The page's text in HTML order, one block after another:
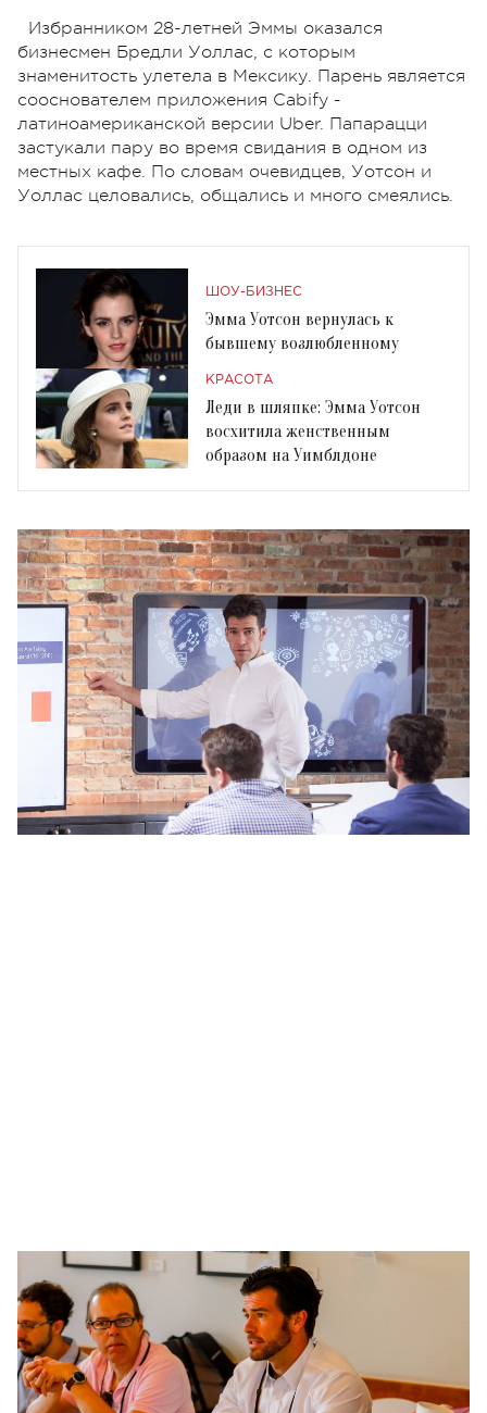
Избранником 28-летней Эммы оказался
бизнесмен Бредли Уоллас, с которым
знаменитость улетела в Мексику. Парень является
сооснователем приложения Cabify -
латиноамериканской версии Uber. Папарацци
застукали пару во время свидания в одном из
местных кафе. По словам очевидцев, Уотсон и
Уоллас целовались, общались и много смеялись.
ШОУ-БИЗНЕС
Эмма Уотсон вернулась к
бывшему возлюбленному
КРАСОТА
Леди в шляпке: Эмма Уотсон
восхитила женственным
образом на Уимблдоне